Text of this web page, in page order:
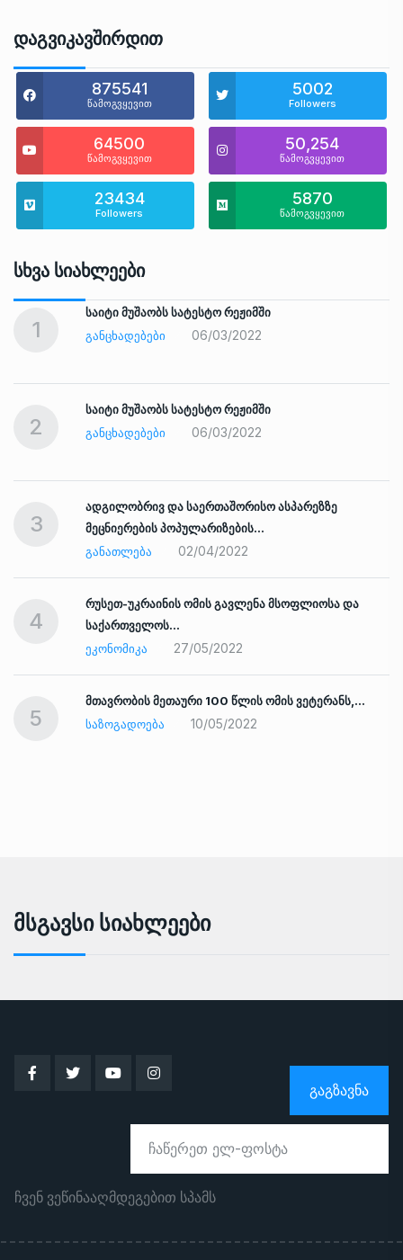
Დაგვიკავშირდით
875541
წამოგვყევით
5002
Followers
64500
წამოგვყევით
50,254
წამოგვყევით
23434
Followers
5870
წამოგვყევით
Სხვა Სიახლეები
1
საიტი მუშაობს სატესტო რეჟიმში
ᲒᲐᲜᲪᲮᲐᲓᲔᲑᲔᲑᲘ
06/03/2022
2
საიტი მუშაობს სატესტო რეჟიმში
ᲒᲐᲜᲪᲮᲐᲓᲔᲑᲔᲑᲘ
06/03/2022
3
ადგილობრივ და საერთაშორისო ასპარეზზე
მეცნიერების პოპულარიზების…
ᲒᲐᲜᲐᲗᲚᲔᲑᲐ
02/04/2022
4
რუსეთ-უკრაინის ომის გავლენა მსოფლიოსა და
საქართველოს…
ᲔᲙᲝᲜᲝᲛᲘᲙᲐ
27/05/2022
5
მთავრობის მეთაური 100 წლის ომის ვეტერანს,…
ᲡᲐᲖᲝᲒᲐᲓᲝᲔᲑᲐ
10/05/2022
Მსგავსი Სიახლეები
ᲒᲐᲒᲖᲐᲕᲜᲐ
ჩვენ ვეწინააღმდეგებით სპამს